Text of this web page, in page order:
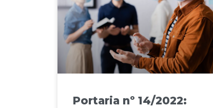
Portaria nº 14/2022: